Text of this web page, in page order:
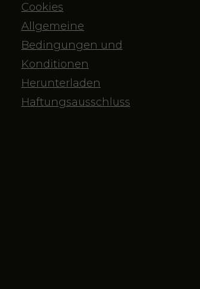
Cookies
Allgemeine
Bedingungen und
Konditionen
Herunterladen
Haftungsausschluss